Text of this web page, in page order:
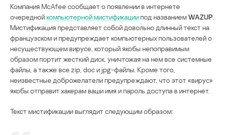
Компания McAfee сообщает о появлении в интернете
очереднойкомпьютерной мистификациипод названиемWAZUP
Мистификация представляет собой довольно длинный текст на
французском и предупреждает компьютерных пользователей о
несуществующем вирусе, который якобы непоправимым
образом портит жесткий диск, уничтожая на нем все системные
файлы, а также все zip, doc и jpg-файлы. Кроме того,
неизвестные доброжелатели предупреждают, что этот «вирус»
якобы отправит хакерам ваши имя и пароль доступа в интернет.
Текст мистификации выглядит следующим образом: